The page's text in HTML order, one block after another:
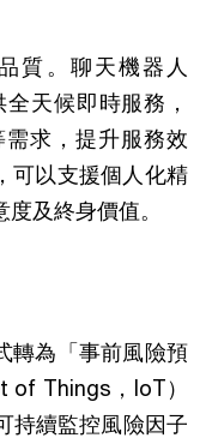
質。聊天機器人
天候即時服務，
求，提升服務效
可以支援個人化精
及終身價值。
轉為「事前風險預
of Things，IoT）
持續監控風險因子